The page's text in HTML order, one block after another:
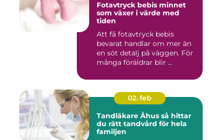
Fotavtryck bebis minnet
som växer i värde med
tiden
Att få fotavtryck bebis
bevarat handlar om mer än
en söt detalj på väggen. För
många föräldrar blir ...
02. feb
Tandläkare Åhus så hittar
du rätt tandvård för hela
familjen